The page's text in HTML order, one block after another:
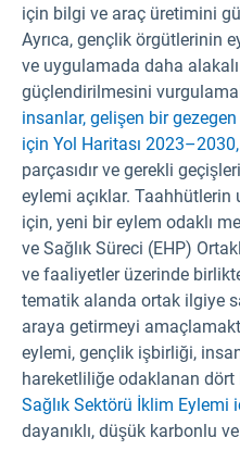
için bilgi ve araç üretimini
Ayrıca, gençlik örgütlerinin
ve uygulamada daha
güçlendirilmesini
insanlar, gelişen bir
için Yol Haritası 2023–2030,
parçasıdır ve gerekli
eylemi açıklar. Taahhütlerin
için, yeni bir eylem odaklı
ve Sağlık Süreci (EHP)
ve faaliyetler üzerinde
tematik alanda ortak ilgiye
araya getirmeyi
eylemi, gençlik işbirliği,
hareketliliğe odaklanan dört
Sağlık Sektörü İklim Eylemi
dayanıklı, düşük karbonlu